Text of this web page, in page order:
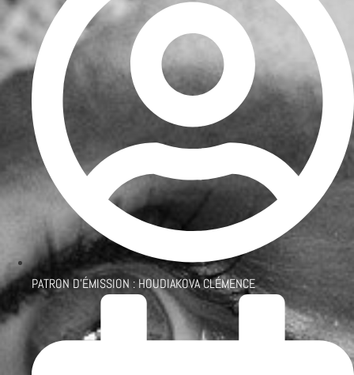
PATRON D'ÉMISSION :HOUDIAKOVA CLÉMENCE